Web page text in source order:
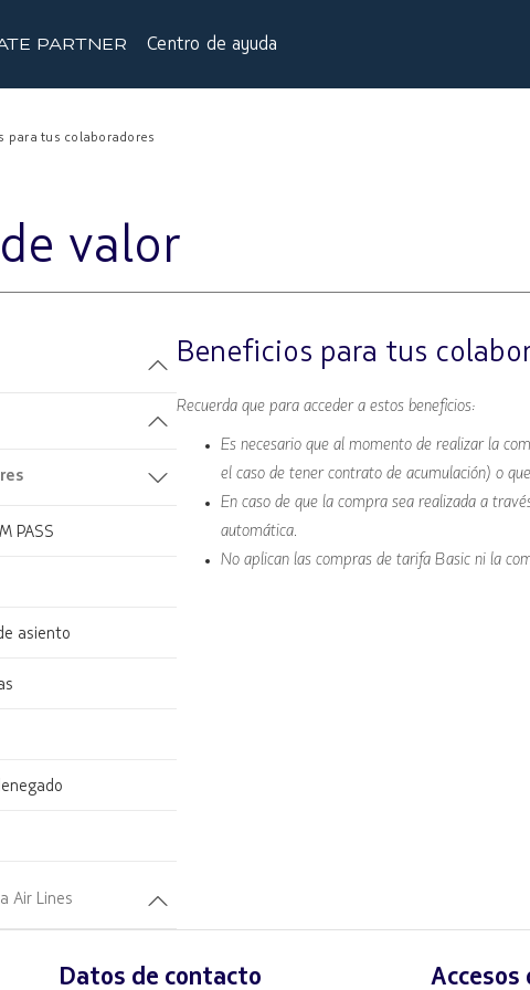
PARTNER Centro de ayuda
para tus colaboradores
valor
PASS
asiento
Air Lines
Beneficios para tus
Recuerda que para acceder a estos beneficios:
Es necesario que al momento de realizar la
el caso de tener contrato de acumulación) o
En caso de que la compra sea realizada a
automática.
No aplican las compras de tarifa Basic ni la
Datos de contacto Accesos